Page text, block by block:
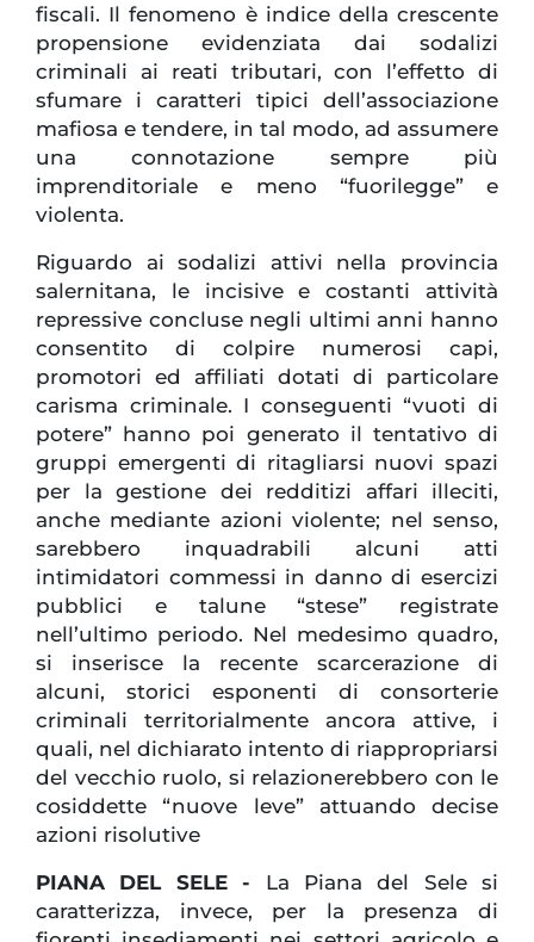
fiscali. Il fenomeno è indice della crescente
propensione evidenziata dai sodalizi
criminali ai reati tributari, con l’effetto di
sfumare i caratteri tipici dell’associazione
mafiosa e tendere, in tal modo, ad assumere
una connotazione sempre più
imprenditoriale e meno “fuorilegge” e
violenta.
Riguardo ai sodalizi attivi nella provincia
salernitana, le incisive e costanti attività
repressive concluse negli ultimi anni hanno
consentito di colpire numerosi capi,
promotori ed affiliati dotati di particolare
carisma criminale. I conseguenti “vuoti di
potere” hanno poi generato il tentativo di
gruppi emergenti di ritagliarsi nuovi spazi
per la gestione dei redditizi affari illeciti,
anche mediante azioni violente; nel senso,
sarebbero inquadrabili alcuni atti
intimidatori commessi in danno di esercizi
pubblici e talune “stese” registrate
nell’ultimo periodo. Nel medesimo quadro,
si inserisce la recente scarcerazione di
alcuni, storici esponenti di consorterie
criminali territorialmente ancora attive, i
quali, nel dichiarato intento di riappropriarsi
del vecchio ruolo, si relazionerebbero con le
cosiddette “nuove leve” attuando decise
azioni risolutive
PIANA DEL SELE - La Piana del Sele si
caratterizza, invece, per la presenza di